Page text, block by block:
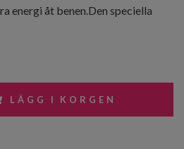
energi åt benen.Den speciella
LÄGG I KORGEN